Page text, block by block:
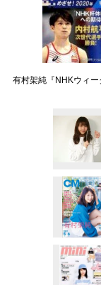
有村架純『NHKウィー